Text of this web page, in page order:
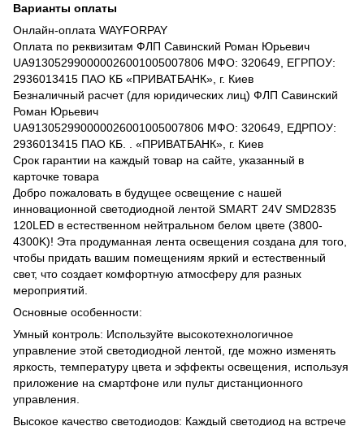
Варианты оплаты
Онлайн-оплата WAYFORPAY
Оплата по реквизитам ФЛП Савинский Роман Юрьевич
UA913052990000026001005007806 МФО: 320649, ЕГРПОУ:
2936013415 ПАО КБ «ПРИВАТБАНК», г. Киев
Безналичный расчет (для юридических лиц) ФЛП Савинский
Роман Юрьевич
UA913052990000026001005007806 МФО: 320649, ЕДРПОУ:
2936013415 ПАО КБ. . «ПРИВАТБАНК», г. Киев
Срок гарантии на каждый товар на сайте, указанный в
карточке товара
Добро пожаловать в будущее освещение с нашей
инновационной светодиодной лентой SMART 24V SMD2835
120LED в естественном нейтральном белом цвете (3800-
4300K)! Эта продуманная лента освещения создана для того,
чтобы придать вашим помещениям яркий и естественный
свет, что создает комфортную атмосферу для разных
мероприятий.
Основные особенности:
Умный контроль: Используйте высокотехнологичное
управление этой светодиодной лентой, где можно изменять
яркость, температуру цвета и эффекты освещения, используя
приложение на смартфоне или пульт дистанционного
управления.
Высокое качество светодиодов: Каждый светодиод на встрече